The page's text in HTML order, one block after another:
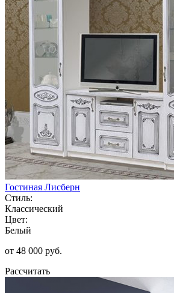
Гостиная Лисберн
Стиль:
Классический
Цвет:
Белый
от 48 000 руб.
Рассчитать